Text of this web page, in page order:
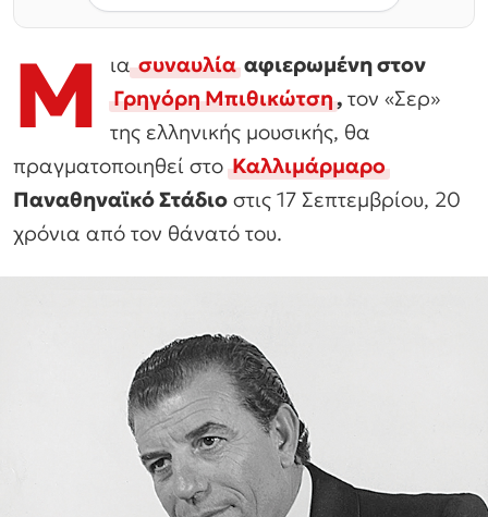
Μ ιασυναυλίααφιερωμένη στον
Γρηγόρη Μπιθικώτση, τον «Σερ»
της ελληνικής μουσικής, θα
πραγματοποιηθεί στοΚαλλιμάρμαρο
Παναθηναϊκό Στάδιο στις 17 Σεπτεμβρίου, 20
χρόνια από τον θάνατό του.